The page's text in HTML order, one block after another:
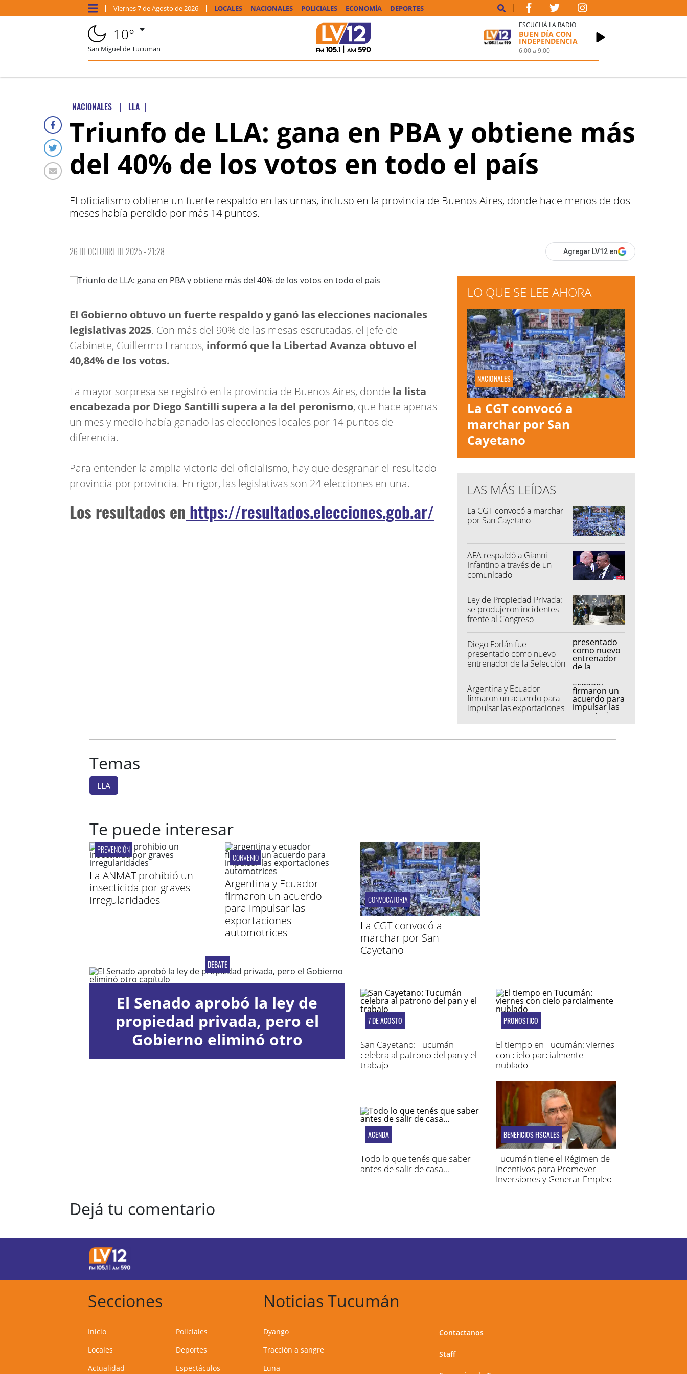
Viernes7 deAgosto de 2026 LOCALES NACIONALES POLICIALES ECONOMÍA DEPORTES
10°
San Miguel de Tucuman
ESCUCHÁ LA RADIO
BUEN DÍA CON
INDEPENDENCIA
6:00a9:00
NACIONALES | LLA |
Triunfo de LLA: gana en PBA y obtiene más
del 40% de los votos en todo el país
El oficialismo obtiene un fuerte respaldo en las urnas, incluso en la provincia de Buenos Aires, donde hace menos de dos
meses había perdido por más 14 puntos.
26 DE OCTUBRE DE 2025 - 21:28 Agregar LV12 en
El Gobierno obtuvo un fuerte respaldo y ganó las elecciones nacionales
legislativas 2025. Con más del 90% de las mesas escrutadas, el jefe de
Gabinete, Guillermo Francos, informó que la Libertad Avanza obtuvo el
40,84% de los votos.
La mayor sorpresa se registró en la provincia de Buenos Aires, donde la lista
encabezada por Diego Santilli supera a la del peronismo, que hace apenas
un mes y medio había ganado las elecciones locales por 14 puntos de
diferencia.
Para entender la amplia victoria del oficialismo, hay que desgranar el resultado
provincia por provincia. En rigor, las legislativas son 24 elecciones en una.
Los resultados en https://resultados.elecciones.gob.ar/
LO QUE SE LEE AHORA
NACIONALES
La CGT convocó a
marchar por San
Cayetano
LAS MÁS LEÍDAS
La CGT convocó a marchar
por San Cayetano
AFA respaldó a Gianni
Infantino a través de un
comunicado
Ley de Propiedad Privada:
se produjeron incidentes
frente al Congreso
Diego Forlán fue
presentado como nuevo
entrenador de la Selección
Argentina y Ecuador
firmaron un acuerdo para
impulsar las exportaciones
Temas
LLA
Te puede interesar
PREVENCIÓN
La ANMAT prohibió un
insecticida por graves
irregularidades
CONVENIO
Argentina y Ecuador
firmaron un acuerdo
para impulsar las
exportaciones
automotrices
CONVOCATORIA
La CGT convocó a
marchar por San
Cayetano
DEBATE
El Senado aprobó la ley de
propiedad privada, pero el
Gobierno eliminó otro
capítulo
7 DE AGOSTO
San Cayetano: Tucumán
celebra al patrono del pan y el
trabajo
PRONOSTICO
El tiempo en Tucumán: viernes
con cielo parcialmente
nublado
AGENDA
Todo lo que tenés que saber
antes de salir de casa...
BENEFICIOS FISCALES
Tucumán tiene el Régimen de
Incentivos para Promover
Inversiones y Generar Empleo
Dejá tu comentario
Secciones
Inicio
Locales
Actualidad
Policiales
Deportes
Espectáculos
Noticias Tucumán
Dyango
Tracción a sangre
Luna
Contactanos
Staff